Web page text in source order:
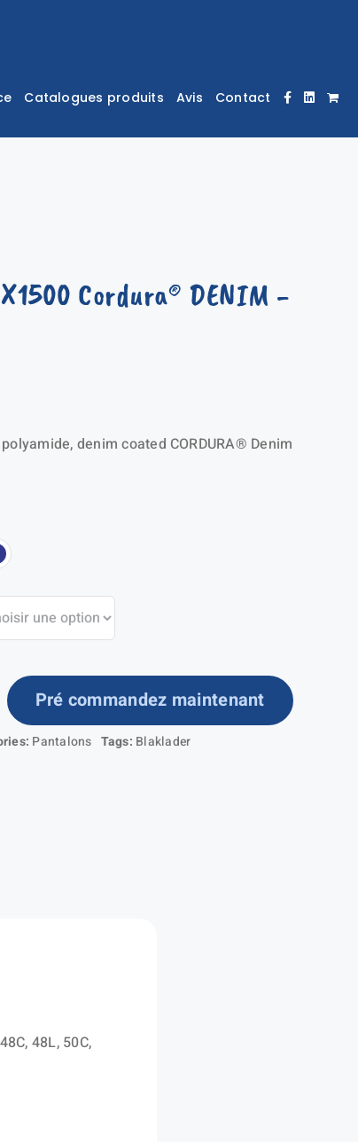
Catalogues produits Avis Contact
Cordura® DENIM -
denim coated CORDURA® Denim
Pré commandez maintenant
Pantalons Tags: Blaklader
48L, 50C,